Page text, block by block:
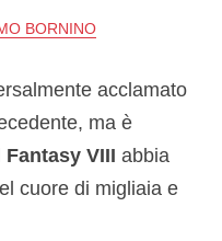
BORNINO
acclamato
ma è
Fantasy VIII abbia
cuore di migliaia e